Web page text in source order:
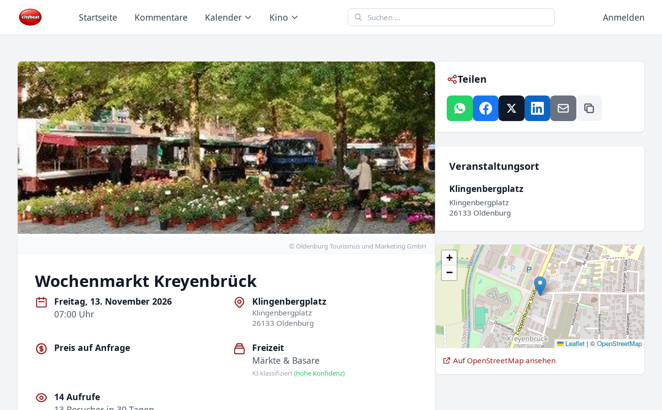
Startseite Kommentare Kalender Kino Anmelden
© Oldenburg Tourismus und Marketing GmbH
Wochenmarkt Kreyenbrück
Freitag, 13. November 2026
07:00 Uhr
Klingenbergplatz
Klingenbergplatz
26133 Oldenburg
Preis auf Anfrage
Freizeit
Märkte & Basare
KI-klassifiziert(hohe Konfidenz)
14 Aufrufe
Teilen
Veranstaltungsort
Klingenbergplatz
Klingenbergplatz
26133 Oldenburg
+
−
Leaflet |© OpenStreetMap
Auf OpenStreetMap ansehen